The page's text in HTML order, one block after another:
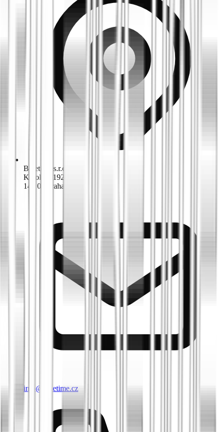
Biketime s.r.o.
K dolům 1924/42
143 00 Praha 4
info@biketime.cz